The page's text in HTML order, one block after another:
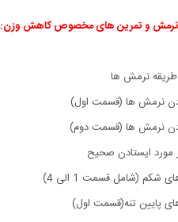
و تمرین های مخصوص کاهش وزن:
نرمش ها
نرمش ها (قسمت اول)
نرمش ها (قسمت دوم)
مورد ایستادن صحیح
(شامل قسمت 1 الی 4)
پایین تنه(قسمت اول)